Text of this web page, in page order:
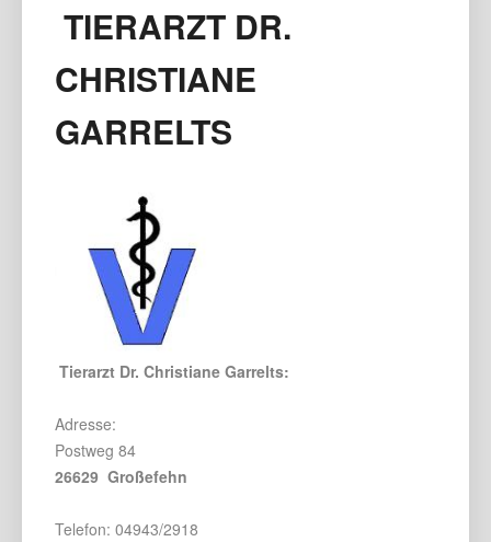
TIERARZT DR.
CHRISTIANE
GARRELTS
Tierarzt Dr. Christiane Garrelts:
Adresse:
Postweg 84
26629 Großefehn
Telefon: 04943/2918